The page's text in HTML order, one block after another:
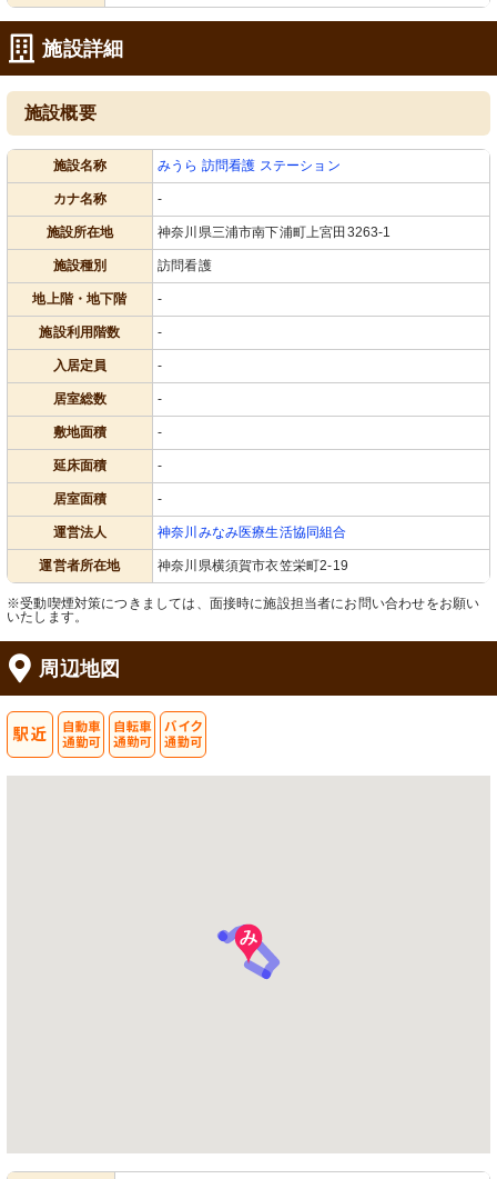
施設詳細
施設概要
施設名称 みうら 訪問看護 ステーション
カナ名称 -
施設所在地 神奈川県三浦市南下浦町上宮田3263-1
施設種別 訪問看護
地上階・地下階 -
施設利用階数 -
入居定員 -
居室総数 -
敷地面積 -
延床面積 -
居室面積 -
運営法人 神奈川みなみ医療生活協同組合
運営者所在地 神奈川県横須賀市衣笠栄町2-19
※受動喫煙対策につきましては、面接時に施設担当者にお問い合わせをお願い
いたします。
周辺地図